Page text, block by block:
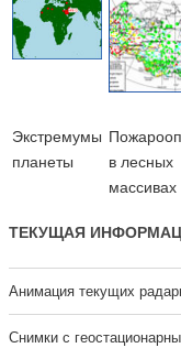
Экстремумы
планеты
в лесных
массивах
ТЕКУЩАЯ
Анимация текущих
Cнимки с